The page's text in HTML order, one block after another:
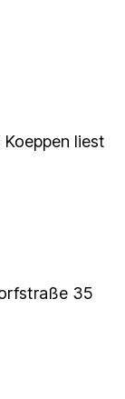
Koeppen liest
35